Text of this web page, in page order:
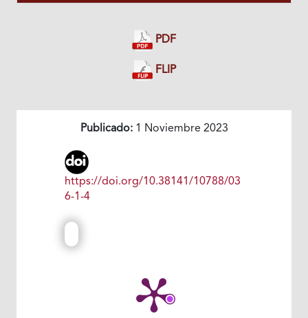
PDF
FLIP
Publicado:1 Noviembre 2023
https://doi.org/10.38141/10788/03
6-1-4